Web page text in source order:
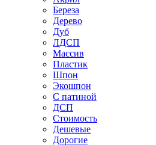
Береза
Дерево
Дуб
ЛДСП
Массив
Пластик
Шпон
Экошпон
С патиной
ДСП
Стоимость
Дешевые
Дорогие